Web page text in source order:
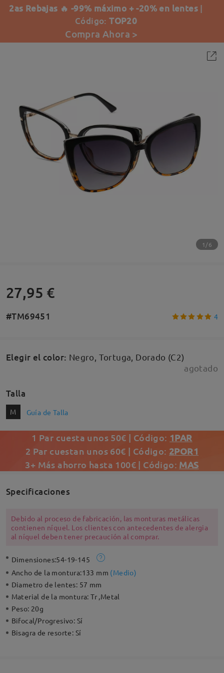
2as Rebajas 🔥 -99% máximo + -20% en lentes |
Código:TOP20
Compra Ahora >
1/6
27,95 €
#TM69451 4
Elegir el color: Negro, Tortuga, Dorado (C2)
agotado
Talla
M Guía de Talla
1 Par cuesta unos 50€ | Código: 1PAR
2 Par cuestan unos 60€ | Código: 2POR1
3+ Más ahorro hasta 100€ | Código: MAS
Specificaciones
Debido al proceso de fabricación, las monturas metálicas
contienen níquel. Los clientes con antecedentes de alergia
al níquel deben tener precaución al comprar.
Dimensiones:54-19-145
Ancho de la montura:133 mm (Medio)
Diametro de lentes: 57 mm
Material de la montura:Tr ,Metal
Peso: 20g
Bifocal/Progresivo: Sí
Bisagra de resorte: Sí